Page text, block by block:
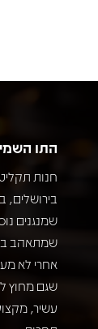
התו
בירושלים,
שמנגנים
שמתאהב
אחרי לא
שגם מחוץ
עשיר,